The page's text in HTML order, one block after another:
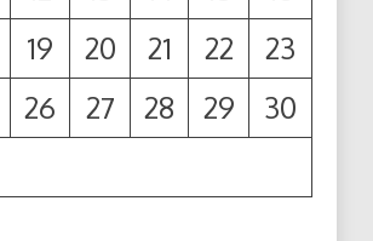
19 20 21 22
23
26 27 28 29
30